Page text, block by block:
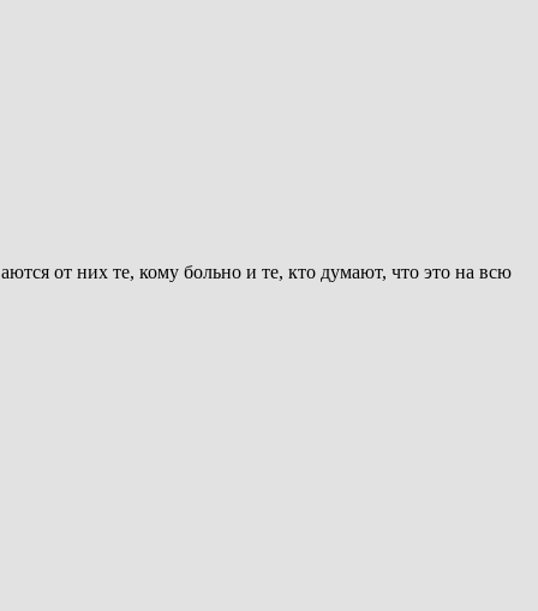
от них те, кому больно и те, кто думают, что это на всю